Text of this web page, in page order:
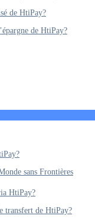
de HtiPay?
de HtiPay?
sans Frontières
HtiPay?
transfert de HtiPay?